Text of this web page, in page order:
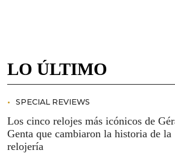
LO ÚLTIMO
SPECIAL REVIEWS
Los cinco relojes más icónicos de
Genta que cambiaron la historia de la
relojería